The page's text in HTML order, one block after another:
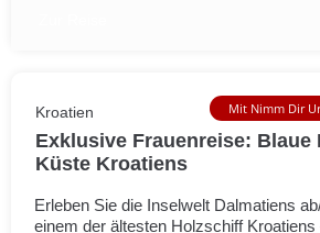
Kroatien Mit Nimm Dir
Exklusive Frauenreise: Blaue
Küste Kroatiens
Erleben Sie die Inselwelt Dalmatiens
einem der ältesten Holzschiff